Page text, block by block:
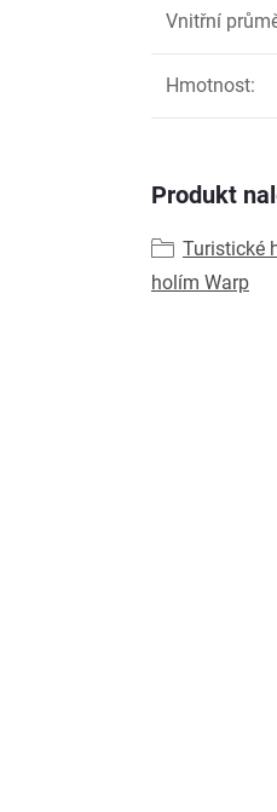
Vnitřní
Hmotnost:
Produkt
Turistické
holím Warp